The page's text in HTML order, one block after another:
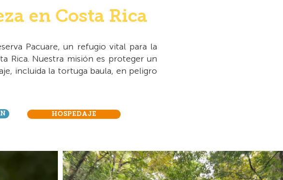
en Costa Rica
Pacuare, un refugio vital para la
Rica. Nuestra misión es proteger un
incluida la tortuga baula, en peligro
HOSPEDAJE